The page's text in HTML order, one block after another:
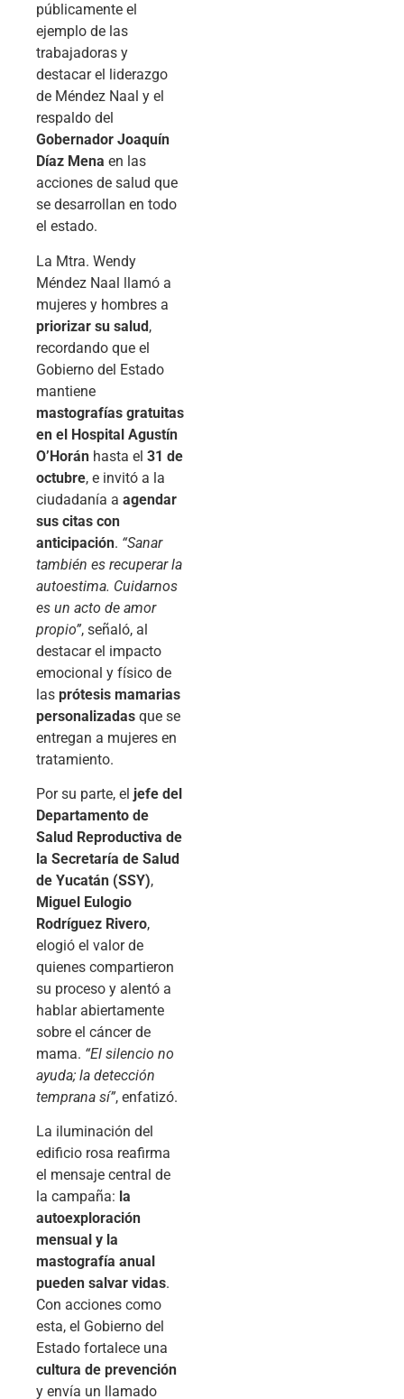
públicamente el
ejemplo de las
trabajadoras y
destacar el liderazgo
de Méndez Naal y el
respaldo del
Gobernador Joaquín
Díaz Mena en las
acciones de salud que
se desarrollan en todo
el estado.
La Mtra. Wendy
Méndez Naal llamó a
mujeres y hombres a
priorizar su salud,
recordando que el
Gobierno del Estado
mantiene
mastografías gratuitas
en el Hospital Agustín
O’Horán hasta el 31 de
octubre, e invitó a la
ciudadanía a agendar
sus citas con
anticipación. “Sanar
también es recuperar la
autoestima. Cuidarnos
es un acto de amor
propio”, señaló, al
destacar el impacto
emocional y físico de
las prótesis mamarias
personalizadas que se
entregan a mujeres en
tratamiento.
Por su parte, el jefe del
Departamento de
Salud Reproductiva de
la Secretaría de Salud
de Yucatán (SSY),
Miguel Eulogio
Rodríguez Rivero,
elogió el valor de
quienes compartieron
su proceso y alentó a
hablar abiertamente
sobre el cáncer de
mama. “El silencio no
ayuda; la detección
temprana sí”, enfatizó.
La iluminación del
edificio rosa reafirma
el mensaje central de
la campaña: la
autoexploración
mensual y la
mastografía anual
pueden salvar vidas.
Con acciones como
esta, el Gobierno del
Estado fortalece una
cultura de prevención
y envía un llamado